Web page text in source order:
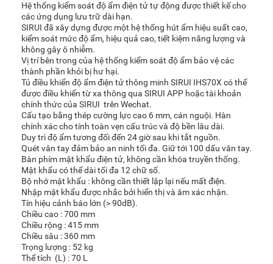
Hệ thống kiểm soát độ ẩm điện tử tự động đượcthiết kếcho
các ứng dụng lưu trữ dài hạn.
SIRUI đã xây dựng được một hệ thống hút ẩm hiệu suất cao,
kiểm soát mức độ ẩm, hiệu quả cao, tiết kiệm năng lượng và
không gây ô nhiễm.
Vị trí bên trong của hệ thống kiểm soát độ ẩm bảo vệ các
thành phần khỏi bị hư hại.
Tủ điều khiển độ ẩm điện tử thông minh SIRUI IHS70Xcó thể
được điều khiển từ xa thông qua SIRUI APP hoặc tài khoản
chính thức của SIRUI trên Wechat.
Cấu tạo bằng thép cường lực cao 6 mm, cán nguội. Hàn
chính xác cho tính toàn vẹn cấu trúc và độ bền lâu dài.
Duy trì độ ẩm tương đối đến 24 giờ sau khi tắt nguồn.
Quét vân tay đảm bảo an ninh tối đa. Giữ tới 100 dấu vân tay.
Bàn phím mật khẩu điện tử, không cần khóa truyền thống.
Mật khẩu có thể dài tối đa 12 chữ số.
Bộ nhớ mật khẩu : không cần thiết lập lại nếu mất điện.
Nhập mật khẩu được nhắc bởi hiển thị và âm xác nhận.
Tín hiệu cảnh báo lớn (> 90dB).
Chiều cao : 700 mm
Chiều rộng : 415 mm
Chiều sâu : 360 mm
Trọng lượng : 52 kg
Thể tích (L) : 70 L